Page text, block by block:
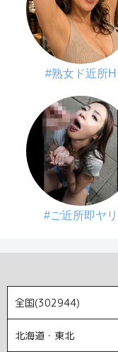
#熟女ド近所H
#ご近所即ヤリ
全国(302944)
北海道・東北